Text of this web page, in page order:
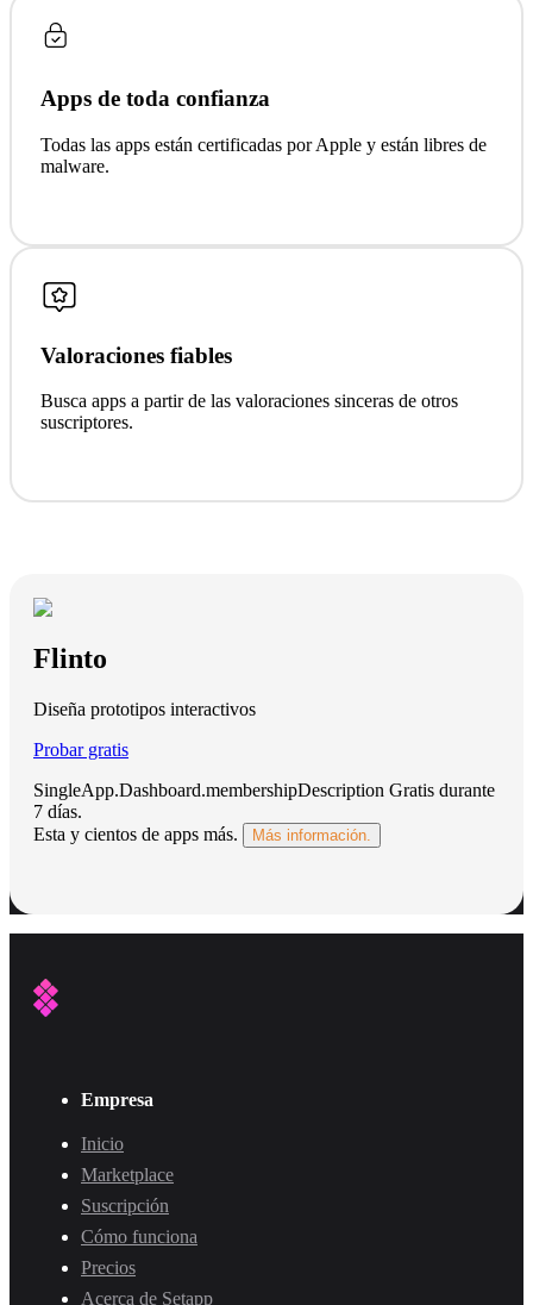
Apps de toda confianza
Todas las apps están certificadas por Apple y están libres de
malware.
Valoraciones fiables
Busca apps a partir de las valoraciones sinceras de otros
suscriptores.
Flinto
Diseña prototipos interactivos
Probar gratis
SingleApp.Dashboard.membershipDescription Gratis durante
7 días.
Esta y cientos de apps más.
Más información.
Empresa
Inicio
Marketplace
Suscripción
Cómo funciona
Precios
Acerca de Setapp